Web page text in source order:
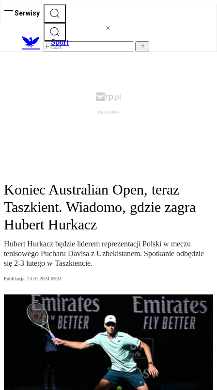
Serwisy
Sport
Koniec Australian Open, teraz
Taszkient. Wiadomo, gdzie zagra
Hubert Hurkacz
Hubert Hurkacz będzie liderem reprezentacji Polski w meczu
tenisowego Pucharu Davisa z Uzbekistanem. Spotkanie odbędzie
się 2-3 lutego w Taszkiencie.
Publikacja: 24.01.2024 09:31